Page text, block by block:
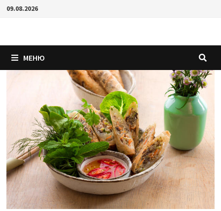
Перейти
09.08.2026
МЕНЮ